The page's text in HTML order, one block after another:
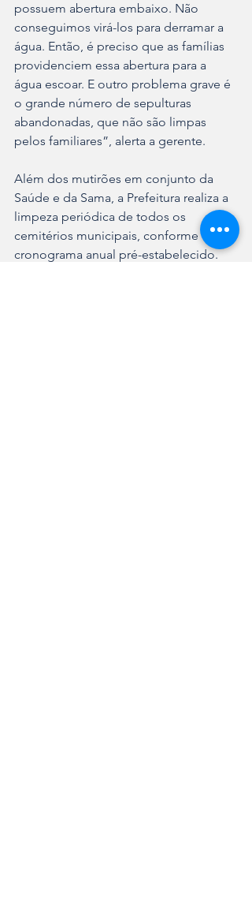
possuem abertura embaixo. Não
conseguimos virá-los para derramar a
água. Então, é preciso que as famílias
providenciem essa abertura para a
água escoar. E outro problema grave é
o grande número de sepulturas
abandonadas, que não são limpas
pelos familiares”, alerta a gerente.
Além dos mutirões em conjunto da
Saúde e da Sama, a Prefeitura realiza a
limpeza periódica de todos os
cemitérios municipais, conforme
cronograma anual pré-estabelecido.